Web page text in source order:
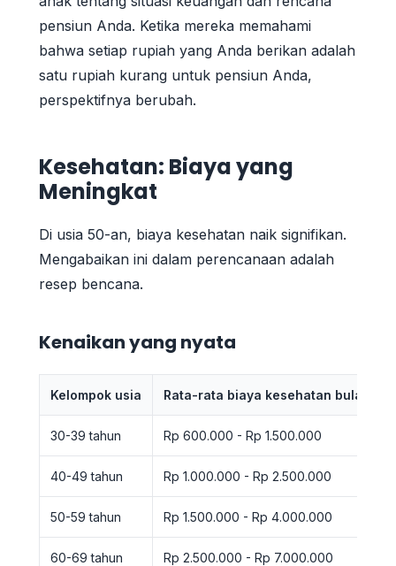
pensiun Anda. Ketika mereka memahami
bahwa setiap rupiah yang Anda berikan adalah
satu rupiah kurang untuk pensiun Anda,
perspektifnya berubah.
Kesehatan: Biaya yang
Meningkat
Di usia 50-an, biaya kesehatan naik signifikan.
Mengabaikan ini dalam perencanaan adalah
resep bencana.
Kenaikan yang nyata
Kelompok usia Rata-rata biaya kesehatan bulanan*
30-39 tahun Rp 600.000 - Rp 1.500.000
40-49 tahun Rp 1.000.000 - Rp 2.500.000
50-59 tahun Rp 1.500.000 - Rp 4.000.000
60-69 tahun Rp 2.500.000 - Rp 7.000.000